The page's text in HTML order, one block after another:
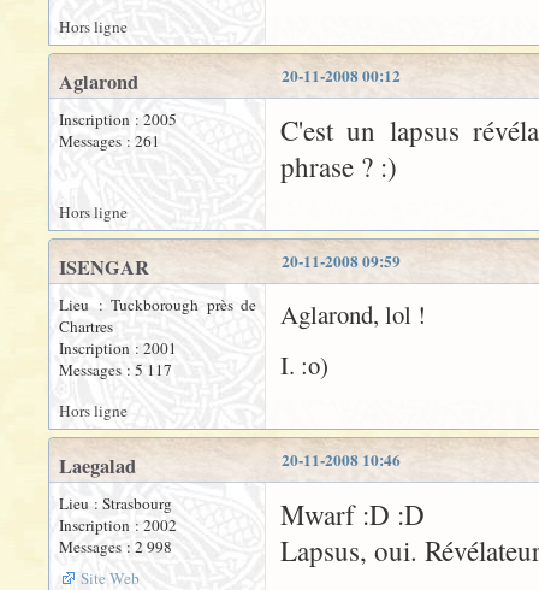
Hors ligne
20-11-2008 00:12
Aglarond
Inscription : 2005
Messages : 261
C'est un lapsus
phrase ? :)
Hors ligne
20-11-2008 09:59
ISENGAR
Lieu : Tuckborough près de
Chartres
Inscription : 2001
Messages : 5 117
Aglarond, lol !
I. :o)
Hors ligne
20-11-2008 10:46
Laegalad
Lieu : Strasbourg
Inscription : 2002
Messages : 2 998
Site Web
Mwarf :D :D
Lapsus, oui.